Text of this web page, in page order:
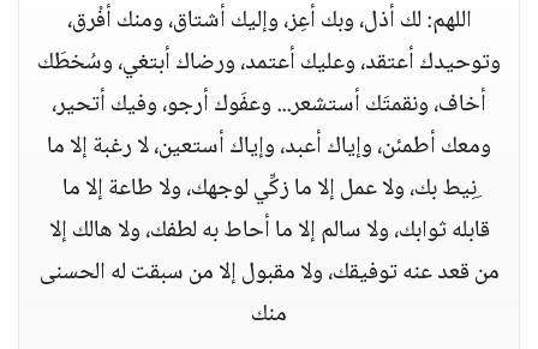
اللهم: لك أذل، وبك أعِز، وإليك أشتاق، ومنك أفْرق،
وتوحيدك أعتقد، وعليك أعتمد، ورضاك أبتغي، وسُخطَك
أخاف، ونقمتَك أستشعر... وعفَوك أرجو، وفيك أتحير،
ومعك أطمئن، وإياك أعبد، وإياك أستعين، لا رغبة إلا ما
ِنِيط بك، ولا عمل إلا ما زكِّي لوجهك، ولا طاعة إلا ما
قابله ثوابك، ولا سالم إلا ما أحاط به لطفك، ولا هالك إلا
من قعد عنه توفيقك، ولا مقبول إلا من سبقت له الحسنى
منك